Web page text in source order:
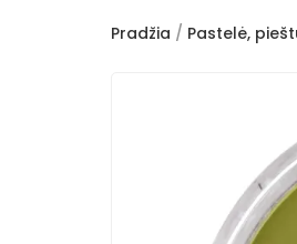
Pradžia / Pastelė,